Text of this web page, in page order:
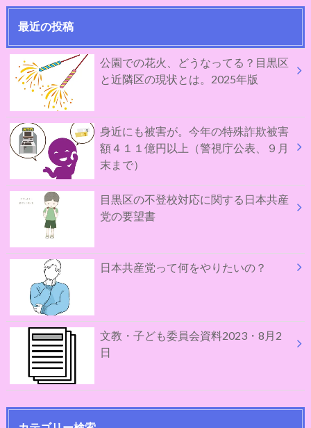
最近の投稿
公園での花火、どうなってる？目黒区
と近隣区の現状とは。2025年版
身近にも被害が。今年の特殊詐欺被害
額４１１億円以上（警視庁公表、９月
末まで）
目黒区の不登校対応に関する日本共産
党の要望書
日本共産党って何をやりたいの？
文教・子ども委員会資料2023・8月2
日